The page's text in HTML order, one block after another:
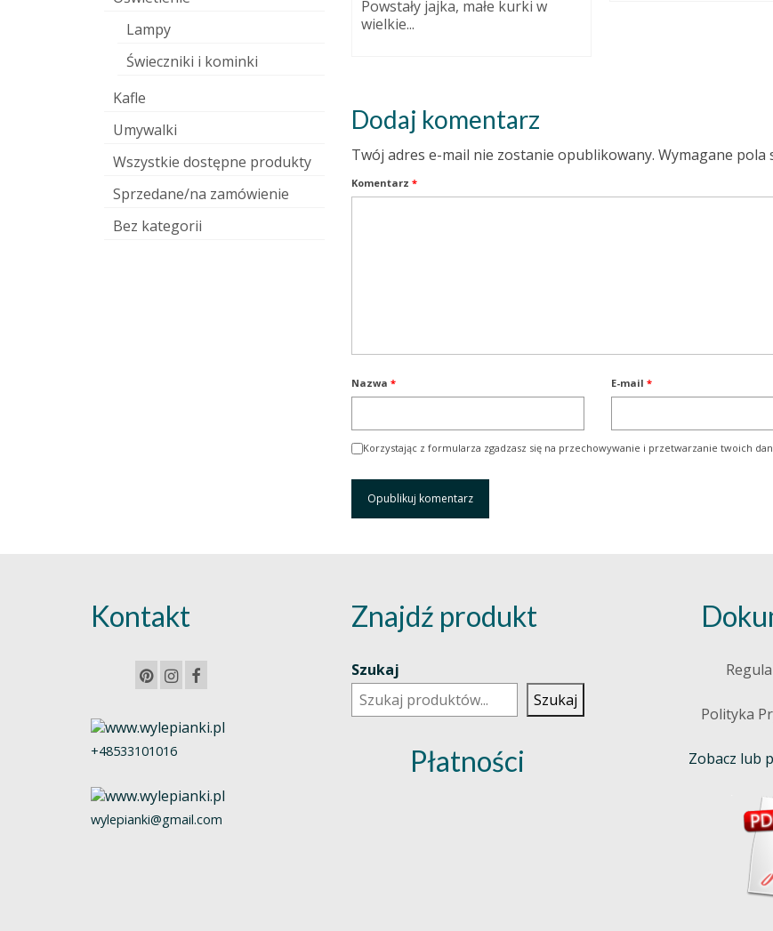
Powstały jajka, małe kurki w
wielkie...
Dodaj komentarz
Twój adres e-mail nie zostanie opublikowany. Wymagane pola
Komentarz *
Nazwa * E-mail *
Korzystając z formularza zgadzasz się na przechowywanie i przetwarzanie twoich
Lampy
Świeczniki i kominki
Kafle
Umywalki
Wszystkie dostępne produkty
Sprzedane/na zamówienie
Bez kategorii
Kontakt
+48533101016
wylepianki@gmail.com
Znajdź produkt
Szukaj
Szukaj
Płatności
Polityka
Zobacz lub